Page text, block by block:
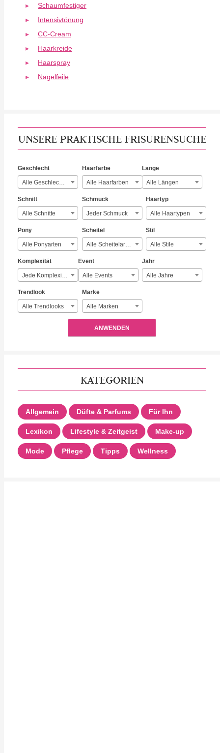
Schaumfestiger
Intensivtönung
CC-Cream
Haarkreide
Haarspray
Nagelfeile
UNSERE PRAKTISCHE FRISURENSUCHE
Geschlecht
Alle Geschlechter
Haarfarbe
Alle Haarfarben
Länge
Alle Längen
Schnitt
Alle Schnitte
Schmuck
Jeder Schmuck
Haartyp
Alle Haartypen
Pony
Alle Ponyarten
Scheitel
Alle Scheitelarten
Stil
Alle Stile
Komplexität
Jede Komplexität
Event
Alle Events
Jahr
Alle Jahre
Trendlook
Alle Trendlooks
Marke
Alle Marken
ANWENDEN
KATEGORIEN
Allgemein Düfte & Parfums Für Ihn
Lexikon Lifestyle & Zeitgeist Make-up
Mode Pflege Tipps Wellness